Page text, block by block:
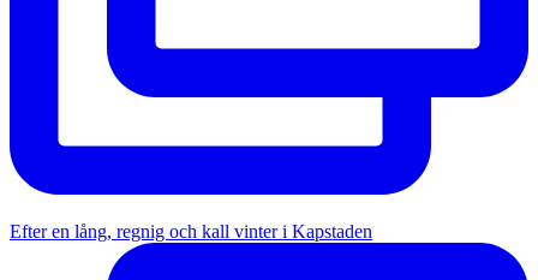
Efter en lång, regnig och kall vinter i Kapstaden